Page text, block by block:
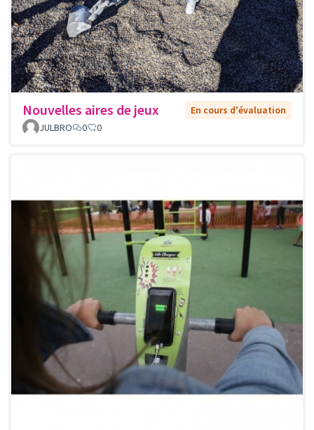
Nouvelles aires de jeux
En cours d'évaluation
JULBRO
0 0